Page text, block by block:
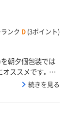
ンク D (3ポイント)
朝夕個包装では
ススメです。今
していましたが汚
続きを見る